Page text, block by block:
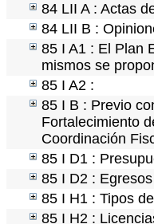
84 LII A : Actas
84 LII B :
85 I A1 : El Plan
mismos se
85 I A2 :
85 I B : Previo
Fortalecimiento
Coordinación
85 I D1 :
85 I D2 :
85 I H1 : Tipos
85 I H2 :